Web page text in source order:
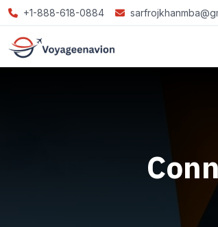
+1-888-618-0884